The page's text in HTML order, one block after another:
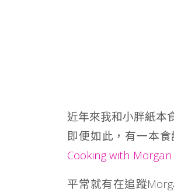
近年來我和小胖紙本
即便如此，有一本
Cooking with Morgan
平常就有在追蹤